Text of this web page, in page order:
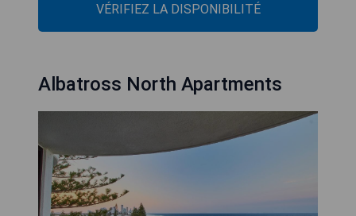
VÉRIFIEZ LA DISPONIBILITÉ
Albatross North Apartments